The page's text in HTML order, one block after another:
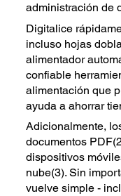
administración de
Digitalice
incluso hojas
alimentador
confiable
alimentación que
ayuda a ahorrar
Adicionalmente,
documentos
dispositivos
nube(3). Sin
vuelve simple -